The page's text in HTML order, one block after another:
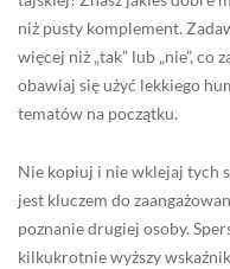
niż pusty komplement.
więcej niż „tak” lub „nie”,
obawiaj się użyć lekkiego
tematów na początku.
Nie kopiuj i nie wklejaj tych
jest kluczem do
poznanie drugiej osoby.
kilkukrotnie wyższy